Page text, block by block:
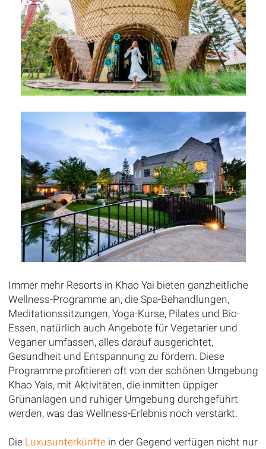
Immer mehr Resorts in Khao Yai bieten ganzheitliche
Wellness-Programme an, die Spa-Behandlungen,
Meditationssitzungen, Yoga-Kurse, Pilates und Bio-
Essen, natürlich auch Angebote für Vegetarier und
Veganer umfassen, alles darauf ausgerichtet,
Gesundheit und Entspannung zu fördern. Diese
Programme profitieren oft von der schönen Umgebung
Khao Yais, mit Aktivitäten, die inmitten üppiger
Grünanlagen und ruhiger Umgebung durchgeführt
werden, was das Wellness-Erlebnis noch verstärkt.
Die Luxusunterkünftein der Gegend verfügen nicht nur